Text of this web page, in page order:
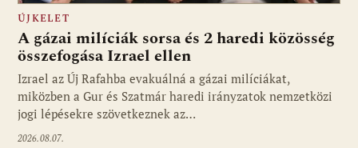
ÚJKELET
A gázai milíciák sorsa és 2 haredi közösség
összefogása Izrael ellen
Izrael az Új Rafahba evakuálná a gázai milíciákat,
miközben a Gur és Szatmár haredi irányzatok nemzetközi
jogi lépésekre szövetkeznek az…
2026.08.07.